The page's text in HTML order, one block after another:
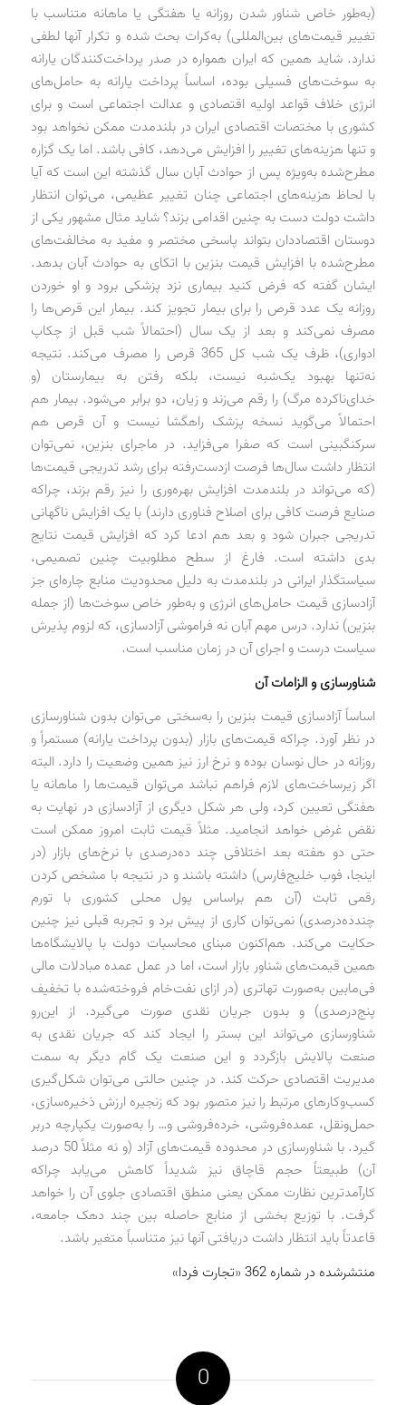
(به‌طور خاص شناور شدن روزانه یا هفتگی یا ماهانه متناسب با
تغییر قیمت‌های بین‌المللی) به‌کرات بحث شده و تکرار آنها لطفی
ندارد. شاید همین که ایران همواره در صدر پرداخت‌کنندگان یارانه
به سوخت‌های فسیلی بوده، اساساً پرداخت یارانه به حامل‌های
انرژی خلاف قواعد اولیه اقتصادی و عدالت اجتماعی است و برای
کشوری با مختصات اقتصادی ایران در بلندمدت ممکن نخواهد بود
و تنها هزینه‌های تغییر را افزایش می‌دهد، کافی باشد. اما یک گزاره
مطرح‌شده به‌ویژه پس از حوادث آبان سال گذشته این است که آیا
با لحاظ هزینه‌های اجتماعی چنان تغییر عظیمی، می‌توان انتظار
داشت دولت دست به چنین اقدامی بزند؟ شاید مثال مشهور یکی از
دوستان اقتصاددان بتواند پاسخی مختصر و مفید به مخالفت‌های
مطرح‌شده با افزایش قیمت بنزین با اتکای به حوادث آبان بدهد.
ایشان گفته که فرض کنید بیماری نزد پزشکی برود و او خوردن
روزانه یک عدد قرص را برای بیمار تجویز کند. بیمار این قرص‌ها را
مصرف نمی‌کند و بعد از یک سال (احتمالاً شب قبل از چکاپ
ادواری)، ظرف یک شب کل 365 قرص را مصرف می‌کند. نتیجه
نه‌تنها بهبود یک‌شبه نیست، بلکه رفتن به بیمارستان (و
خدای‌ناکرده مرگ) را رقم می‌زند و زیان، دو برابر می‌شود. بیمار هم
احتمالاً می‌گوید نسخه پزشک راهگشا نیست و آن قرص هم
سرکنگبینی است که صفرا می‌فزاید. در ماجرای بنزین، نمی‌توان
انتظار داشت سال‌ها فرصت ازدست‌رفته برای رشد تدریجی قیمت‌ها
(که می‌تواند در بلندمدت افزایش بهره‌وری را نیز رقم بزند، چراکه
صنایع فرصت کافی برای اصلاح فناوری دارند) با یک افزایش ناگهانی
تدریجی جبران شود و بعد هم ادعا کرد که افزایش قیمت نتایج
بدی داشته است. فارغ از سطح مطلوبیت چنین تصمیمی،
سیاستگذار ایرانی در بلندمدت به دلیل محدودیت منابع چاره‌ای جز
آزادسازی قیمت حامل‌های انرژی و به‌طور خاص سوخت‌ها (از جمله
بنزین) ندارد. درس مهم آبان نه فراموشی آزادسازی، که لزوم پذیرش
سیاست درست و اجرای آن در زمان مناسب است.
شناورسازی و الزامات آن
اساساً آزادسازی قیمت بنزین را به‌سختی می‌توان بدون شناورسازی
در نظر آورد. چراکه قیمت‌های بازار (بدون پرداخت یارانه) مستمراً و
روزانه در حال نوسان بوده و نرخ ارز نیز همین وضعیت را دارد. البته
اگر زیرساخت‌های لازم فراهم نباشد می‌توان قیمت‌ها را ماهانه یا
هفتگی تعیین کرد، ولی هر شکل دیگری از آزادسازی در نهایت به
نقض غرض خواهد انجامید. مثلاً قیمت ثابت امروز ممکن است
حتی دو هفته بعد اختلافی چند ده‌درصدی با نرخ‌های بازار (در
اینجا، فوب خلیج‌فارس) داشته باشند و در نتیجه با مشخص کردن
رقمی ثابت (آن هم براساس پول محلی کشوری با تورم
چندده‌درصدی) نمی‌توان کاری از پیش برد و تجربه قبلی نیز چنین
حکایت می‌کند. هم‌اکنون مبنای محاسبات دولت با پالایشگاه‌ها
همین قیمت‌های شناور بازار است، اما در عمل عمده مبادلات مالی
فی‌مابین به‌صورت تهاتری (در ازای نفت‌خام فروخته‌شده با تخفیف
پنج‌درصدی) و بدون جریان نقدی صورت می‌گیرد. از این‌رو
شناورسازی می‌تواند این بستر را ایجاد کند که جریان نقدی به
صنعت پالایش بازگردد و این صنعت یک گام دیگر به سمت
مدیریت اقتصادی حرکت کند. در چنین حالتی می‌توان شکل‌گیری
کسب‌وکارهای مرتبط را نیز متصور بود که زنجیره ارزش ذخیره‌سازی،
حمل‌ونقل، عمده‌فروشی، خرده‌فروشی و… را به‌صورت یکپارچه دربر
گیرد. با شناورسازی در محدوده قیمت‌های آزاد (و نه مثلاً 50 درصد
آن) طبیعتاً حجم قاچاق نیز شدیداً کاهش می‌یابد چراکه
کارآمدترین نظارت ممکن یعنی منطق اقتصادی جلوی آن را خواهد
گرفت. با توزیع بخشی از منابع حاصله بین چند دهک جامعه،
قاعدتاً باید انتظار داشت دریافتی آنها نیز متناسباً متغیر باشد.
منتشرشده در شماره 362 «تجارت فردا»
0